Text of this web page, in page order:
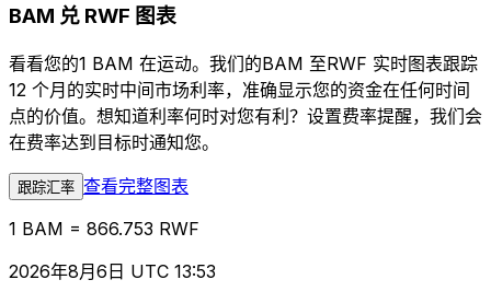
BAM 兑 RWF 图表
看看您的1 BAM 在运动。我们的BAM 至RWF 实时图表跟踪
12 个月的实时中间市场利率，准确显示您的资金在任何时间
点的价值。想知道利率何时对您有利？设置费率提醒，我们会
在费率达到目标时通知您。
跟踪汇率 查看完整图表
1 BAM = 866.753 RWF
2026年8月6日 UTC 13:53